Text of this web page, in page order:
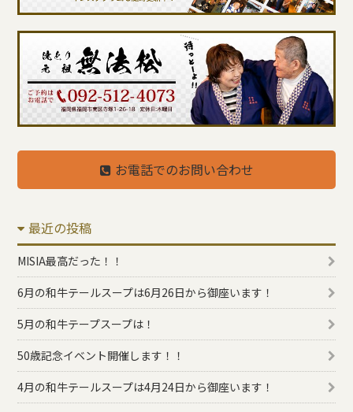
お電話でのお問い合わせ
最近の投稿
MISIA最高だった！！
6月の和牛テールスープは6月26日から御座います！
5月の和牛テープスープは！
50歳記念イベント開催します！！
4月の和牛テールスープは4月24日から御座います！